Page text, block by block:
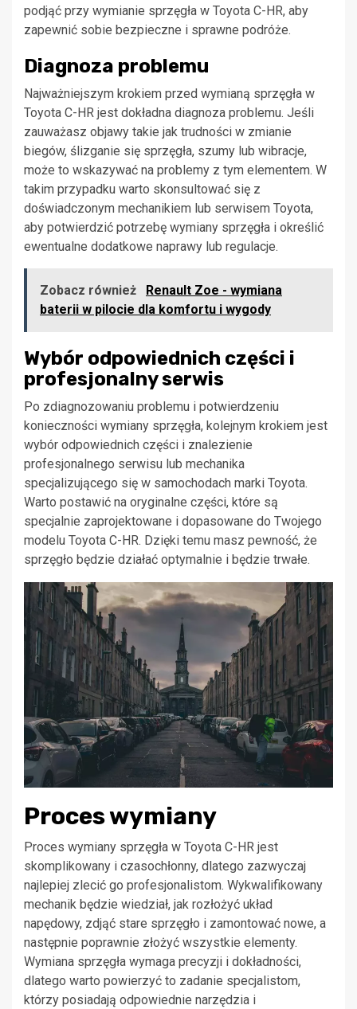
podjąć przy wymianie sprzęgła w Toyota C-HR, aby
zapewnić sobie bezpieczne i sprawne podróże.
Diagnoza problemu
Najważniejszym krokiem przed wymianą sprzęgła w
Toyota C-HR jest dokładna diagnoza problemu. Jeśli
zauważasz objawy takie jak trudności w zmianie
biegów, ślizganie się sprzęgła, szumy lub wibracje,
może to wskazywać na problemy z tym elementem. W
takim przypadku warto skonsultować się z
doświadczonym mechanikiem lub serwisem Toyota,
aby potwierdzić potrzebę wymiany sprzęgła i określić
ewentualne dodatkowe naprawy lub regulacje.
Zobacz również
Renault Zoe - wymiana
baterii w pilocie dla komfortu i wygody
Wybór odpowiednich części i
profesjonalny serwis
Po zdiagnozowaniu problemu i potwierdzeniu
konieczności wymiany sprzęgła, kolejnym krokiem jest
wybór odpowiednich części i znalezienie
profesjonalnego serwisu lub mechanika
specjalizującego się w samochodach marki Toyota.
Warto postawić na oryginalne części, które są
specjalnie zaprojektowane i dopasowane do Twojego
modelu Toyota C-HR. Dzięki temu masz pewność, że
sprzęgło będzie działać optymalnie i będzie trwałe.
Proces wymiany
Proces wymiany sprzęgła w Toyota C-HR jest
skomplikowany i czasochłonny, dlatego zazwyczaj
najlepiej zlecić go profesjonalistom. Wykwalifikowany
mechanik będzie wiedział, jak rozłożyć układ
napędowy, zdjąć stare sprzęgło i zamontować nowe, a
następnie poprawnie złożyć wszystkie elementy.
Wymiana sprzęgła wymaga precyzji i dokładności,
dlatego warto powierzyć to zadanie specjalistom,
którzy posiadają odpowiednie narzędzia i